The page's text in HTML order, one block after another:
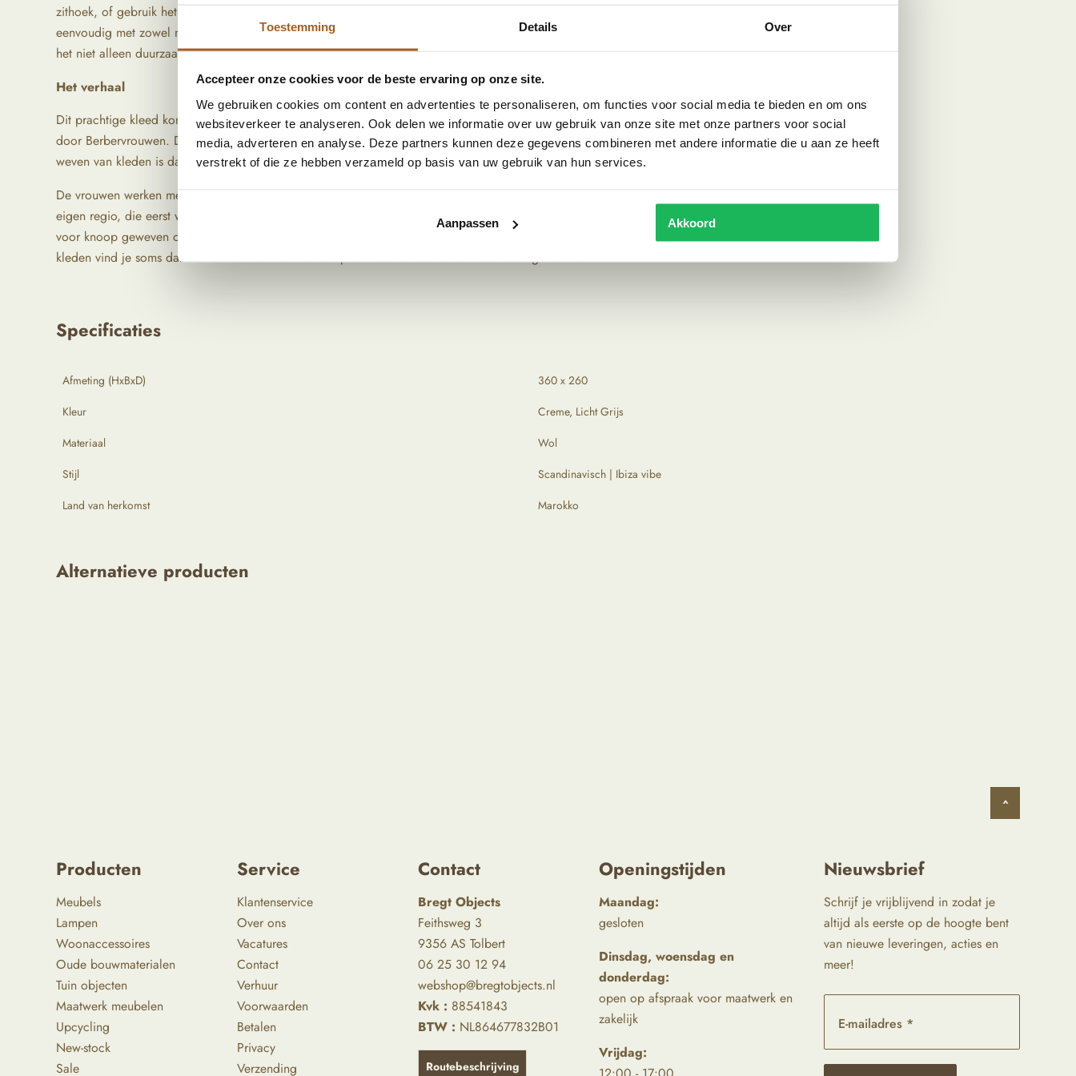
Toestemming Details Over
Accepteer onze cookies voor de beste ervaring op onze site.
We gebruiken cookies om content en advertenties te personaliseren, om functies voor social media te bieden en om ons
websiteverkeer te analyseren. Ook delen we informatie over uw gebruik van onze site met onze partners voor social
media, adverteren en analyse. Deze partners kunnen deze gegevens combineren met andere informatie die u aan ze heeft
verstrekt of die ze hebben verzameld op basis van uw gebruik van hun services.
Aanpassen Akkoord
zithoek, of gebruik het in de slaapkamer om direct meer rust en comfort te creëren. Combineer het
eenvoudig met zowel moderne meubels als je vintage vondsten. Het kleed bestaat uit 100% wol, dit maakt
het niet alleen duurzaam maar zorgt er ook voor dat het jarenlang zijn kwaliteit behoudt.
Het verhaal
Dit prachtige kleed komt uit Marokko. De traditionele Marokkaanse kleden worden met de hand geweven
door Berbervrouwen. De Berbers zijn inheemse volkeren uit onder andere het Atlasgebergte in Marokko. Het
weven van kleden is daar een ambacht dat van generatie op generatie wordt doorgegeven.
De vrouwen werken meestal vanuit huis of in kleine dorpsgemeenschappen. Ze gebruiken schapenwol uit hun
eigen regio, die eerst wordt gewassen, gekaard en soms natuurlijk geverfd. Vervolgens wordt het kleed knoop
voor knoop geweven op een verticaal weefgetouw, een proces dat weken tot soms maanden kan duren. In de
kleden vind je soms dan ook labels met de naam erop van de vrouw die het kleed heeft gemaakt.
Specificaties
Afmeting (HxBxD)
360 x 260
Kleur
Creme, Licht Grijs
Materiaal
Wol
Stijl
Scandinavisch | Ibiza vibe
Land van herkomst
Marokko
Alternatieve producten
^
Producten
Meubels
Lampen
Woonaccessoires
Oude bouwmaterialen
Tuin objecten
Maatwerk meubelen
Upcycling
New-stock
Sale
Service
Klantenservice
Over ons
Vacatures
Contact
Verhuur
Voorwaarden
Betalen
Privacy
Verzending
Contact
Bregt Objects
Feithsweg 3
9356 AS Tolbert
06 25 30 12 94
webshop@bregtobjects.nl
Kvk : 88541843
BTW : NL864677832B01
Routebeschrijving
Openingstijden
Maandag:
gesloten
Dinsdag, woensdag en
donderdag:
open op afspraak voor maatwerk en
zakelijk
Vrijdag:
Nieuwsbrief
Schrijf je vrijblijvend in zodat je
altijd als eerste op de hoogte bent
van nieuwe leveringen, acties en
meer!
E-mailadres *